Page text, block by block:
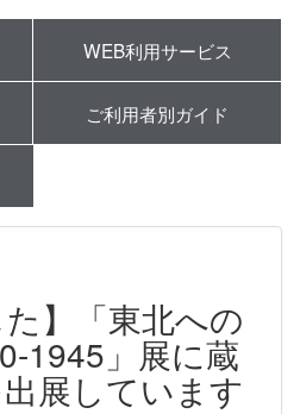
WEB利用サービス
ご利用者別ガイド
た】「東北への
1945」展に蔵
展しています